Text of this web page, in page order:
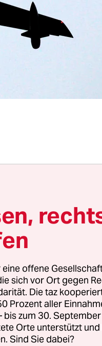
sprechen. Man
in diese Rhetorik
ARD-Tagesthemen
ab. Der
Krieg, „weil wir
Terrorbande“,
wird ein harter
einer Sondersitzung
der
Eine Fregatte der
offene
sich vor Ort gegen
Die taz
Prozent aller
bis zum 30.
Orte unterstützt
Sind Sie dabei?